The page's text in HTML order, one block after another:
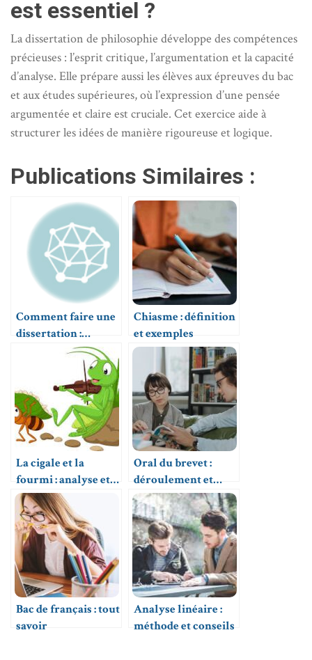
est essentiel ?
La dissertation de philosophie développe des compétences
précieuses : l’esprit critique, l’argumentation et la capacité
d’analyse. Elle prépare aussi les élèves aux épreuves du bac
et aux études supérieures, où l’expression d’une pensée
argumentée et claire est cruciale. Cet exercice aide à
structurer les idées de manière rigoureuse et logique.
Publications Similaires :
Comment faire une
dissertation :
méthode pas à pas
Chiasme : définition
et exemples
La cigale et la
fourmi : analyse et
enseignements
Oral du brevet :
déroulement et
conseils
Bac de français : tout
savoir
Analyse linéaire :
méthode et conseils